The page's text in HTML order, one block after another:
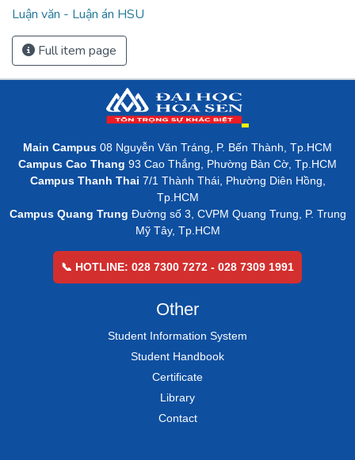
Luận văn - Luận án HSU
Full item page
Main Campus 08 Nguyễn Văn Tráng, P. Bến Thành, Tp.HCM
Campus Cao Thang 93 Cao Thắng, Phường Bàn Cờ, Tp.HCM
Campus Thanh Thai 7/1 Thành Thái, Phường Diên Hồng,
Tp.HCM
Campus Quang Trung Đường số 3, CVPM Quang Trung, P. Trung
Mỹ Tây, Tp.HCM
📞 HOTLINE: 028 7300 7272 - 028 7309 1991
Other
Student Information System
Student Handbook
Certificate
Library
Contact